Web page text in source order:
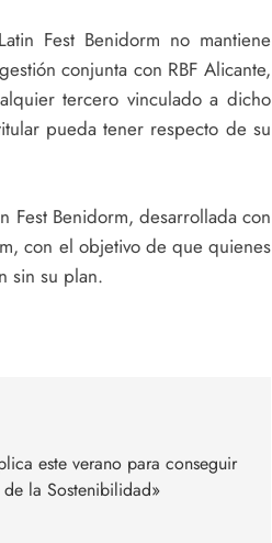
Fest Benidorm no mantiene
conjunta con RBF Alicante,
tercero vinculado a dicho
pueda tener respecto de su
Fest Benidorm, desarrollada con
con el objetivo de que quienes
sin su plan.
este verano para conseguir
la Sostenibilidad»